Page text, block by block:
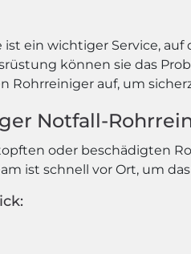
ein wichtiger Service,
können sie das
auf, um
Notfall-
oder beschädigten
ist schnell vor Ort, um